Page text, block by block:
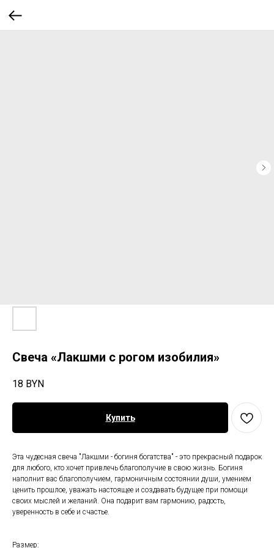
Свеча «Лакшми с рогом изобилия»
18 BYN
Купить
Эта чудесная свеча "Лакшми - богиня богатства" - это прекрасный подарок
для любого, кто хочет привлечь благополучие в свою жизнь. Богиня
наполнит вас благополучием, гармоничным состоянии души, умением
ценить прошлое, уважать настоящее и создавать будущее при помощи
своих мыслей и желаний. Она подарит вам гармонию, радость,
уверенность в себе и счастье.
Размер: